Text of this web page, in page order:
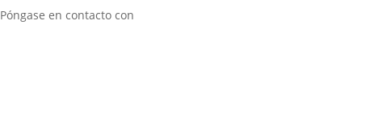
Póngase en contacto con